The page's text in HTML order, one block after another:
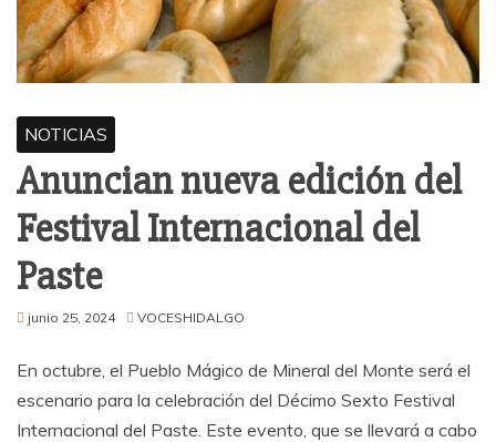
NOTICIAS
Anuncian nueva edición del
Festival Internacional del
Paste
junio 25, 2024 VOCESHIDALGO
En octubre, el Pueblo Mágico de Mineral del Monte será el
escenario para la celebración del Décimo Sexto Festival
Internacional del Paste. Este evento, que se llevará a cabo